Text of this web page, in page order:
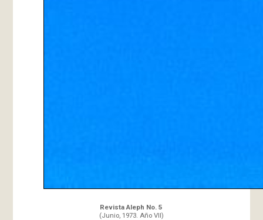
Revista Aleph No. 5
(Junio, 1973. Año VII)